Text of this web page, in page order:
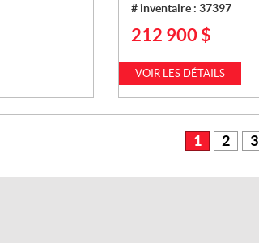
# inventaire : 37397
P
X
212 900 $
VOIR LES DÉTAILS
1 2 3